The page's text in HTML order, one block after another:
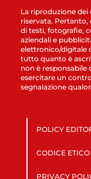
La riproduzione dei
riservata. Pertanto,
di testi, fotografie,
aziendali e
elettronico/digitale
tutto quanto è
non è
esercitare un
segnalazione
POLICY
CODICE
PRIVACY